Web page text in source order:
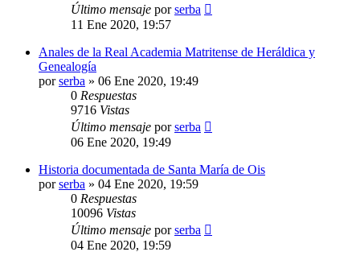
Último mensaje porserba
11 Ene 2020, 19:57
Anales de la Real Academia Matritense de Heráldica y
Genealogía
porserba » 06 Ene 2020, 19:49
0 Respuestas
9716 Vistas
Último mensaje porserba
06 Ene 2020, 19:49
Historia documentada de Santa María de Ois
porserba » 04 Ene 2020, 19:59
0 Respuestas
10096 Vistas
Último mensaje porserba
04 Ene 2020, 19:59